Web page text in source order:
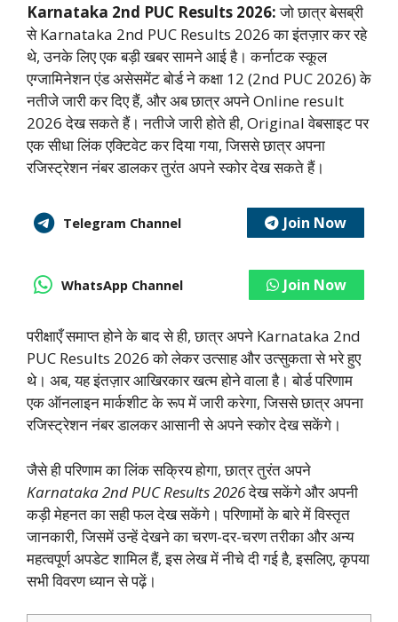
Karnataka 2nd PUC Results 2026:जो छात्र बेसब्री
से Karnataka 2nd PUC Results 2026 का इंतज़ार कर रहे
थे, उनके लिए एक बड़ी खबर सामने आई है। कर्नाटक स्कूल
एग्जामिनेशन एंड असेसमेंट बोर्ड ने कक्षा 12 (2nd PUC 2026) के
नतीजे जारी कर दिए हैं, और अब छात्र अपने Online result
2026 देख सकते हैं। नतीजे जारी होते ही, Original वेबसाइट पर
एक सीधा लिंक एक्टिवेट कर दिया गया, जिससे छात्र अपना
रजिस्ट्रेशन नंबर डालकर तुरंत अपने स्कोर देख सकते हैं।
Telegram Channel Join Now
WhatsApp Channel Join Now
परीक्षाएँ समाप्त होने के बाद से ही, छात्र अपने Karnataka 2nd
PUC Results 2026 को लेकर उत्साह और उत्सुकता से भरे हुए
थे। अब, यह इंतज़ार आखिरकार खत्म होने वाला है। बोर्ड परिणाम
एक ऑनलाइन मार्कशीट के रूप में जारी करेगा, जिससे छात्र अपना
रजिस्ट्रेशन नंबर डालकर आसानी से अपने स्कोर देख सकेंगे।
जैसे ही परिणाम का लिंक सक्रिय होगा, छात्र तुरंत अपने
Karnataka 2nd PUC Results 2026देख सकेंगे और अपनी
कड़ी मेहनत का सही फल देख सकेंगे। परिणामों के बारे में विस्तृत
जानकारी, जिसमें उन्हें देखने का चरण-दर-चरण तरीका और अन्य
महत्वपूर्ण अपडेट शामिल हैं, इस लेख में नीचे दी गई है, इसलिए, कृपया
सभी विवरण ध्यान से पढ़ें।